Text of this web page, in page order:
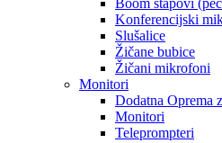
Boom štapovi
Konferencijski
Slušalice
Žičane bubice
Žičani mikrofoni
Monitori
Dodatna Oprema
Monitori
Teleprompteri